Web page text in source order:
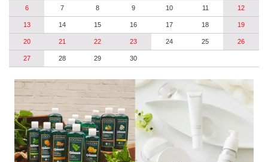
6 7 8 9 10 11 12
13 14 15 16 17 18 19
20 21 22 23 24 25 26
27 28 29 30